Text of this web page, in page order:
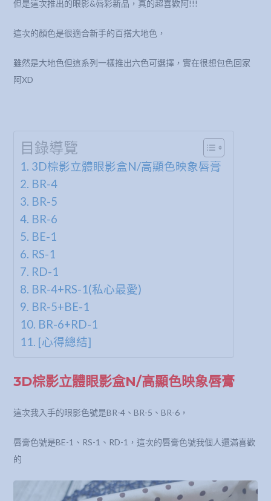
但是這次推出的眼影&唇彩新品，真的超喜歡阿!!!
這次的顏色是很適合新手的百搭大地色，
雖然是大地色但這系列一樣推出六色可選擇，實在很想包色回家
阿XD
目錄導覽
3D棕影立體眼影盒N/高顯色映象唇膏
BR-4
BR-5
BR-6
BE-1
RS-1
RD-1
BR-4+RS-1(私心最愛)
BR-5+BE-1
BR-6+RD-1
[心得總結]
3D棕影立體眼影盒N/高顯色映象唇膏
這次我入手的眼影色號是BR-4、BR-5、BR-6，
唇膏色號是BE-1、RS-1、RD-1，這次的唇膏色號我個人還滿喜歡
的